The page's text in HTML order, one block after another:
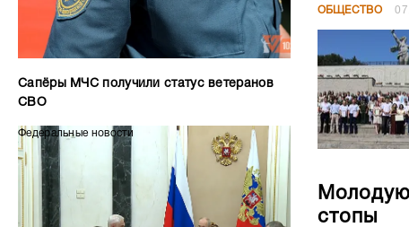
Сапёры МЧС получили статус ветеранов
СВО
Федеральные новости
ОБЩЕСТВО
Молодую
стопы